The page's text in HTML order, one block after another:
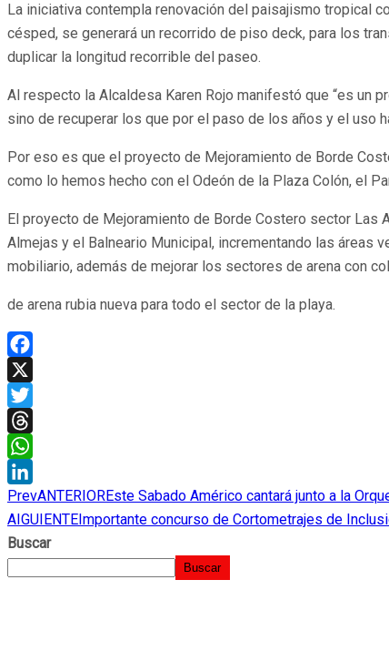
La iniciativa contempla renovación del paisajismo tropical
césped, se generará un recorrido de piso deck, para los
duplicar la longitud recorrible del paseo.
Al respecto la Alcaldesa Karen Rojo manifestó que “es un
sino de recuperar los que por el paso de los años y el uso
Por eso es que el proyecto de Mejoramiento de Borde
como lo hemos hecho con el Odeón de la Plaza Colón, el
El proyecto de Mejoramiento de Borde Costero sector Las
Almejas y el Balneario Municipal, incrementando las áreas
mobiliario, además de mejorar los sectores de arena con
de arena rubia nueva para todo el sector de la playa.
Facebook
X
Twitter
Threads
WhatsApp
LinkedIn
PrevANTERIOREste Sabado Américo cantará junto a la
AIGUIENTE Importante concurso de Cortometrajes de
Buscar
Buscar